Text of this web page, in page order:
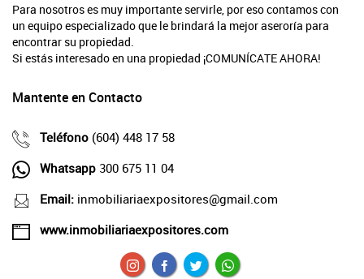
Para nosotros es muy importante servirle, por eso contamos con
un equipo especializado que le brindará la mejor aseroría para
encontrar su propiedad.
Si estás interesado en una propiedad ¡COMUNÍCATE AHORA!
Mantente en Contacto
Teléfono (604) 448 17 58
Whatsapp 300 675 11 04
Email: inmobiliariaexpositores@gmail.com
www.inmobiliariaexpositores.com